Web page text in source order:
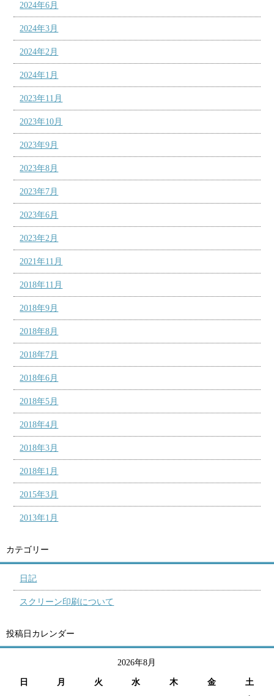
2024年6月
2024年3月
2024年2月
2024年1月
2023年11月
2023年10月
2023年9月
2023年8月
2023年7月
2023年6月
2023年2月
2021年11月
2018年11月
2018年9月
2018年8月
2018年7月
2018年6月
2018年5月
2018年4月
2018年3月
2018年1月
2015年3月
2013年1月
カテゴリー
日記
スクリーン印刷について
投稿日カレンダー
2026年8月
日 月 火 水 木 金
土